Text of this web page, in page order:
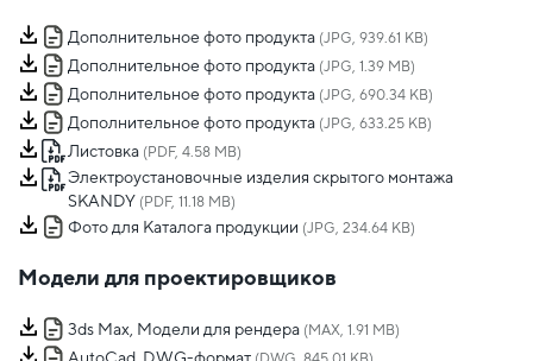
Дополнительное фото продукта (JPG, 939.61 KB)
Дополнительное фото продукта (JPG, 1.39 MB)
Дополнительное фото продукта (JPG, 690.34 KB)
Дополнительное фото продукта (JPG, 633.25 KB)
Листовка (PDF, 4.58 MB)
Электроустановочные изделия скрытого монтажа
SKANDY (PDF, 11.18 MB)
Фото для Каталога продукции (JPG, 234.64 KB)
Модели для проектировщиков
3ds Max, Модели для рендера (MAX, 1.91 MB)